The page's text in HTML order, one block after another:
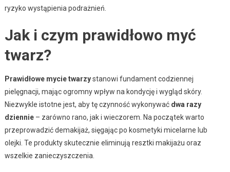
ryzyko wystąpienia podrażnień.
Jak i czym prawidłowo myć
twarz?
Prawidłowe mycie twarzystanowi fundament codziennej
pielęgnacji, mając ogromny wpływ na kondycję i wygląd skóry.
Niezwykle istotne jest, aby tę czynność wykonywać dwa razy
dziennie– zarówno rano, jak i wieczorem. Na początek warto
przeprowadzić demakijaż, sięgając po kosmetyki micelarne lub
olejki. Te produkty skutecznie eliminują resztki makijażu oraz
wszelkie zanieczyszczenia.